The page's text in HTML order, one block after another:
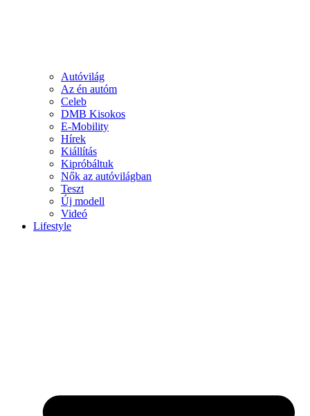
Autóvilág
Az én autóm
Celeb
DMB Kisokos
E-Mobility
Hírek
Kiállítás
Kipróbáltuk
Nők az autóvilágban
Teszt
Új modell
Videó
Lifestyle